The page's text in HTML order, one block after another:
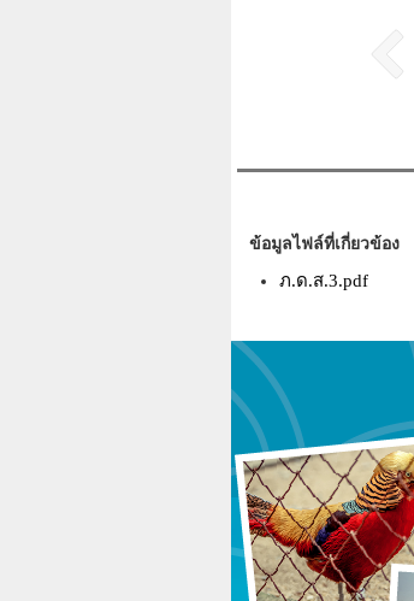
ข้อมูลไฟล์ที่เกี่ยวข้อง
ภ.ด.ส.3.pdf